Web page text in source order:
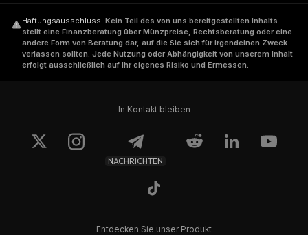
Haftungsausschluss. Kein Teil des von uns bereitgestellten Inhalts
stellt eine Finanzberatung über Münzpreise, Rechtsberatung oder eine
andere Form von Beratung dar, auf die Sie sich für irgendeinen Zweck
verlassen sollten. Jede Nutzung oder Abhängigkeit von unserem Inhalt
erfolgt ausschließlich auf Ihr eigenes Risiko und Ermessen.
In Kontakt bleiben
NACHRICHTEN
Entdecken Sie unser Produkt